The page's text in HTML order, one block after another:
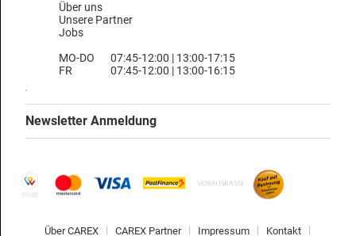
Über uns
Unsere Partner
Jobs
MO-DO
FR
07:45-12:00 | 13:00-17:15
07:45-12:00 | 13:00-16:15
Newsletter Anmeldung
Über CAREX CAREX Partner Impressum Kontakt